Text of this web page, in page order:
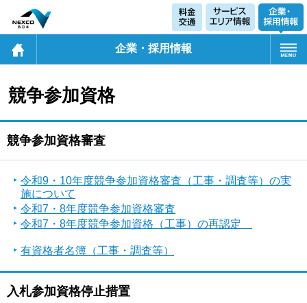
企業・採用情報
競争参加資格
競争参加資格審査
令和9・10年度競争参加資格審査（工事・調査等）の実
施について
令和7・8年度競争参加資格審査
令和7・8年度競争参加資格（工事）の再認定
有資格者名簿（工事・調査等）
入札参加資格停止措置